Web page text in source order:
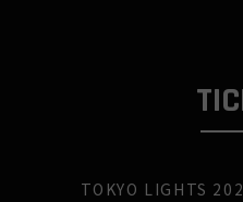
TOKYO LIGHTS